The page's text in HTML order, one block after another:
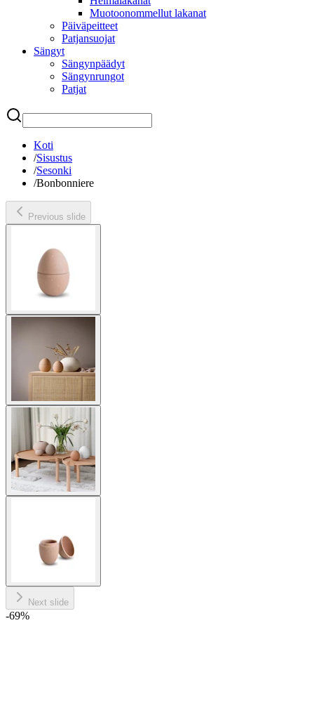
Muotoonommellut lakanat
Päiväpeitteet
Patjansuojat
Sängyt
Sängynpäädyt
Sängynrungot
Patjat
Etsi
Koti
/Sisustus
/Sesonki
/Bonbonniere
Previous slide
Next slide
-69%